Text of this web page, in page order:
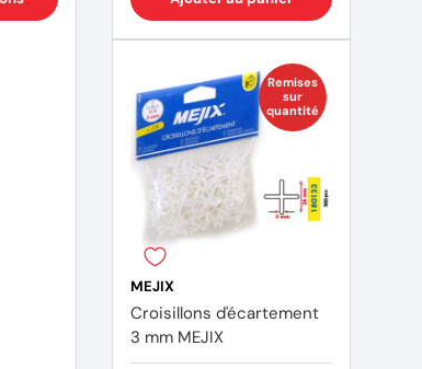
Remises
sur
quantité
MEJIX
Croisillons d'écartement
3 mm MEJIX